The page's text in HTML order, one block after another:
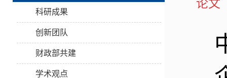
科研成果
创新团队
财政部共建
学术观点
论文